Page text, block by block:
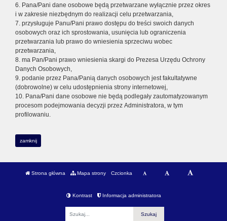
6. Pana/Pani dane osobowe będą przetwarzane wyłącznie przez okres
i w zakresie niezbędnym do realizacji celu przetwarzania,
7. przysługuje Panu/Pani prawo dostępu do treści swoich danych
osobowych oraz ich sprostowania, usunięcia lub ograniczenia
przetwarzania lub prawo do wniesienia sprzeciwu wobec
przetwarzania,
8. ma Pan/Pani prawo wniesienia skargi do Prezesa Urzędu Ochrony
Danych Osobowych,
9. podanie przez Pana/Panią danych osobowych jest fakultatywne
(dobrowolne) w celu udostępnienia strony internetowej,
10. Pana/Pani dane osobowe nie będą podlegały zautomatyzowanym
procesom podejmowania decyzji przez Administratora, w tym
profilowaniu.
zamknij
Strona główna Mapa strony Czcionka
Kontrast Informacja administratora